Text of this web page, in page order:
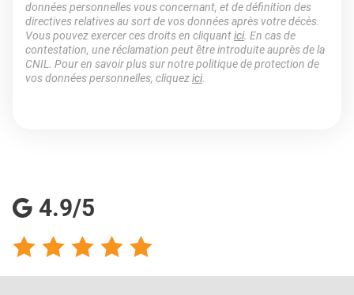
données personnelles vous concernant, et de définition des
directives relatives au sort de vos données après votre décès.
Vous pouvez exercer ces droits en cliquantici. En cas de
contestation, une réclamation peut être introduite auprès de la
CNIL. Pour en savoir plus sur notre politique de protection de
vos données personnelles, cliquezici.
4.9/5